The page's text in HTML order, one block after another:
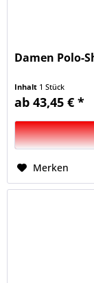
Damen Polo-
Inhalt 1 Stück
ab 43,45 € *
Merken